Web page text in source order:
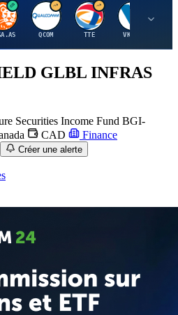
I Q
QCOM
T
TTE VK.PA
GLBL INFRAS
Securities Income Fund BGI-
CAD Finance
Créer une alerte